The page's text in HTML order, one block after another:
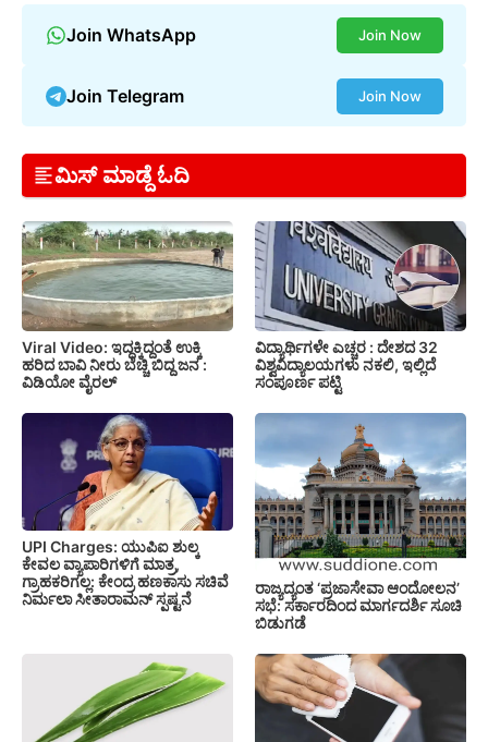
Join WhatsApp Join Now
Join Telegram Join Now
ಮಿಸ್ ಮಾಡ್ದೆ ಓದಿ
Viral Video: ಇದ್ದಕ್ಕಿದ್ದಂತೆ ಉಕ್ಕಿ
ಹರಿದ ಬಾವಿ ನೀರು ಬೆಚ್ಚಿ ಬಿದ್ದ ಜನ :
ವಿಡಿಯೋ ವೈರಲ್
ವಿದ್ಯಾರ್ಥಿಗಳೇ ಎಚ್ಚರ : ದೇಶದ 32
ವಿಶ್ವವಿದ್ಯಾಲಯಗಳು ನಕಲಿ, ಇಲ್ಲಿದೆ
ಸಂಪೂರ್ಣ ಪಟ್ಟಿ
UPI Charges: ಯುಪಿಐ ಶುಲ್ಕ
ಕೇವಲ ವ್ಯಾಪಾರಿಗಳಿಗೆ ಮಾತ್ರ,
ಗ್ರಾಹಕರಿಗಲ್ಲ: ಕೇಂದ್ರ ಹಣಕಾಸು ಸಚಿವೆ
ನಿರ್ಮಲಾ ಸೀತಾರಾಮನ್ ಸ್ಪಷ್ಟನೆ
ರಾಜ್ಯದ್ಯಂತ ‘ಪ್ರಜಾಸೇವಾ ಆಂದೋಲನ’
ಸಭೆ: ಸರ್ಕಾರದಿಂದ ಮಾರ್ಗದರ್ಶಿ ಸೂಚಿ
ಬಿಡುಗಡೆ